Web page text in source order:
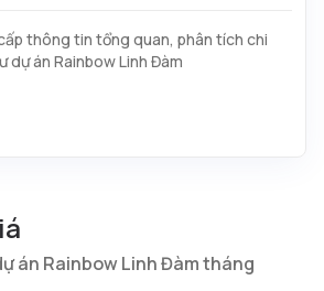
thông tin tổng quan, phân tích chi
dự án Rainbow Linh Đàm
án Rainbow Linh Đàm tháng